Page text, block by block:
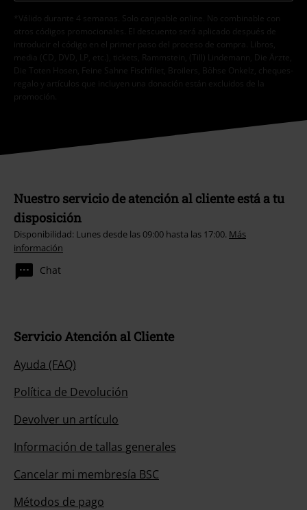
*Válido durante 4 semanas. Solo canjeable online. No combinable con
otros códigos promocionales. El descuento será aplicado después de
introducir el código en el primer paso del proceso de compra. Libros,
media (CD, DVD, LP, etc.), tickets, Rammstein, (Till) Lindemann, Die Ärzte,
Die Toten Hosen, Feine Sahne Fischfilet, Broilers, Böhse Onkelz, cheques-
regalo y artículos que incluyen una donación están excluidos de la
promoción.
Nuestro servicio de atención al cliente está a tu
disposición
Disponibilidad: Lunes desde las 09:00 hasta las 17:00. Más
información
Chat
Servicio Atención al Cliente
Ayuda (FAQ)
Política de Devolución
Devolver un artículo
Información de tallas generales
Cancelar mi membresía BSC
Métodos de pago